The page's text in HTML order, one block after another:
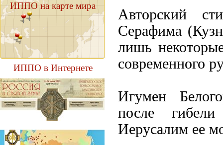
ИППО на карте мира
ИППО в Интернете
Авторский
Серафима
лишь
современного
Игумен
после
Иерусалим ее